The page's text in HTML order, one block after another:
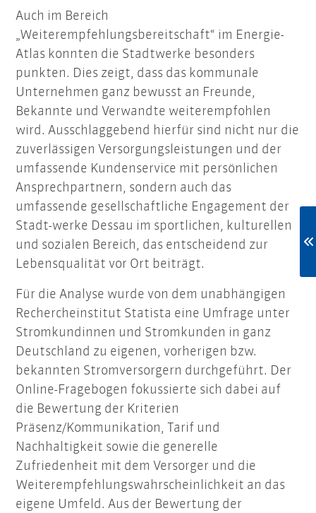
Auch im Bereich
„Weiterempfehlungsbereitschaft“ im Energie-
Atlas konnten die Stadtwerke besonders
punkten. Dies zeigt, dass das kommunale
Unternehmen ganz bewusst an Freunde,
Bekannte und Verwandte weiterempfohlen
wird. Ausschlaggebend hierfür sind nicht nur die
zuverlässigen Versorgungsleistungen und der
umfassende Kundenservice mit persönlichen
Ansprechpartnern, sondern auch das
umfassende gesellschaftliche Engagement der
Stadt-werke Dessau im sportlichen, kulturellen
und sozialen Bereich, das entscheidend zur
Lebensqualität vor Ort beiträgt.
Für die Analyse wurde von dem unabhängigen
Rechercheinstitut Statista eine Umfrage unter
Stromkundinnen und Stromkunden in ganz
Deutschland zu eigenen, vorherigen bzw.
bekannten Stromversorgern durchgeführt. Der
Online-Fragebogen fokussierte sich dabei auf
die Bewertung der Kriterien
Präsenz/Kommunikation, Tarif und
Nachhaltigkeit sowie die generelle
Zufriedenheit mit dem Versorger und die
Weiterempfehlungswahrscheinlichkeit an das
eigene Umfeld. Aus der Bewertung der